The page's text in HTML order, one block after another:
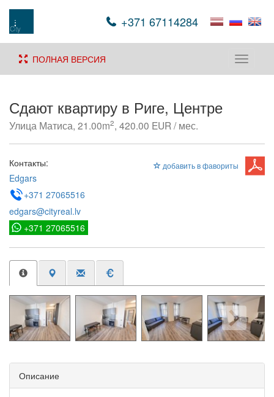
+371 67114284
Toggle
ПОЛНАЯ ВЕРСИЯ
Сдают квартиру в Риге, Центре
Улица Матиса, 21.00m2, 420.00 EUR / мес.
добавить в фавориты
Контакты:
Edgars
+371 27065516
edgars@cityreal.lv
+371 27065516
Описание